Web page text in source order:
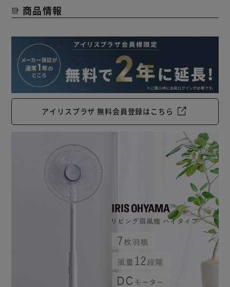
商品情報
アイリスプラザ 無料会員登録はこちら